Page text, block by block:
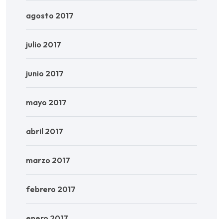
agosto 2017
julio 2017
junio 2017
mayo 2017
abril 2017
marzo 2017
febrero 2017